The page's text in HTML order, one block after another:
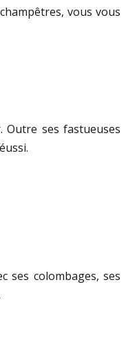
vous vous
Outre ses fastueuses
ses colombages, ses